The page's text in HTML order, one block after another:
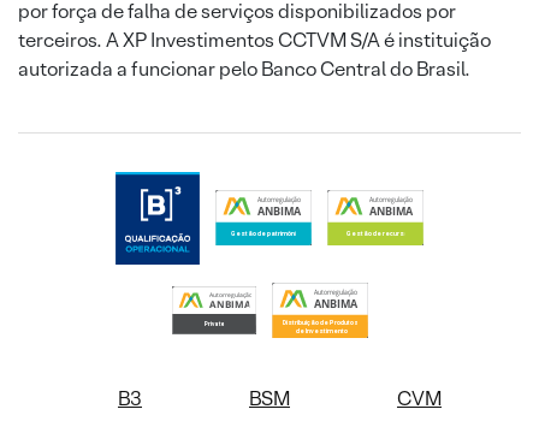
por força de falha de serviços disponibilizados por
terceiros. A XP Investimentos CCTVM S/A é instituição
autorizada a funcionar pelo Banco Central do Brasil.
B3 BSM CVM